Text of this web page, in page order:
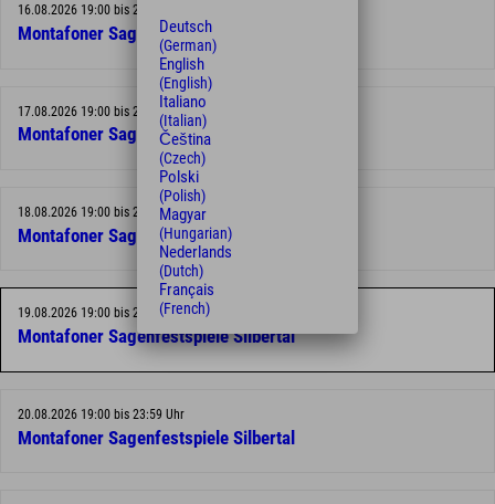
16.08.2026 19:00 bis 23:59 Uhr
Montafoner Sagenfestspiele Silbertal
17.08.2026 19:00 bis 23:59 Uhr
Montafoner Sagenfestspiele Silbertal
18.08.2026 19:00 bis 23:59 Uhr
Montafoner Sagenfestspiele Silbertal
19.08.2026 19:00 bis 23:59 Uhr
Montafoner Sagenfestspiele Silbertal
20.08.2026 19:00 bis 23:59 Uhr
Montafoner Sagenfestspiele Silbertal
Deutsch
(German)
English
(English)
Italiano
(Italian)
Čeština
(Czech)
Polski
(Polish)
Magyar
(Hungarian)
Nederlands
(Dutch)
Français
(French)